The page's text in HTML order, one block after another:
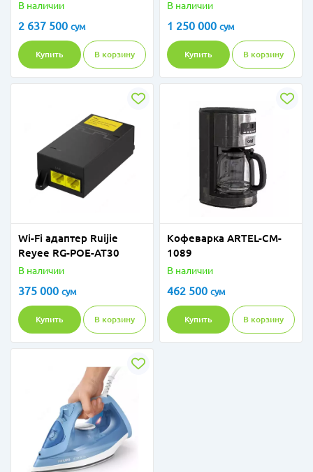
В наличии
2 637 500 сум
Купить В корзину
(5 300 стр)
В наличии
1 250 000 сум
Купить В корзину
Wi-Fi адаптер Ruijie
Reyee RG-POE-AT30
В наличии
375 000 сум
Купить В корзину
Кофеварка ARTEL-CM-
1089
В наличии
462 500 сум
Купить В корзину